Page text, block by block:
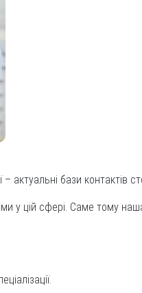
бази контактів
у цій сфері. Саме тому